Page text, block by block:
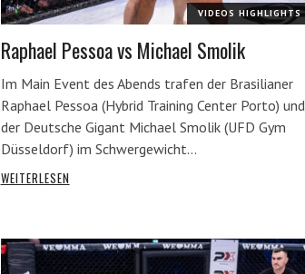
VIDEOS HIGHLIGHTS
Raphael Pessoa vs Michael Smolik
Im Main Event des Abends trafen der Brasilianer
Raphael Pessoa (Hybrid Training Center Porto) und
der Deutsche Gigant Michael Smolik (UFD Gym
Düsseldorf) im Schwergewicht…
WEITERLESEN